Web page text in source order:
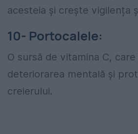
acesteia și crește vigilența
10- Portocalele:
O sursă de vitamina C,
deteriorarea mentală și
creierului.